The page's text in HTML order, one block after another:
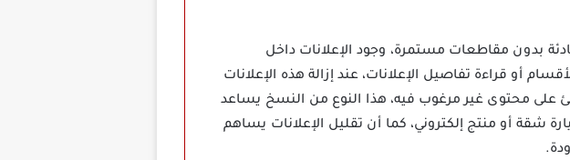
بدون مقاطعات مستمرة، وجود الإعلانات داخل
أو قراءة تفاصيل الإعلانات، عند إزالة هذه الإعلانات
على محتوى غير مرغوب فيه، هذا النوع من النسخ يساعد
شقة أو منتج إلكتروني، كما أن تقليل الإعلانات يساهم